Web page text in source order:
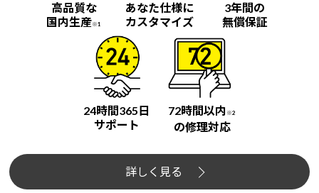
高品質な
国内生産※1
あなた仕様に
カスタマイズ
3年間の
無償保証
24時間365日
サポート
72時間以内 ※2
の修理対応
詳しく見る